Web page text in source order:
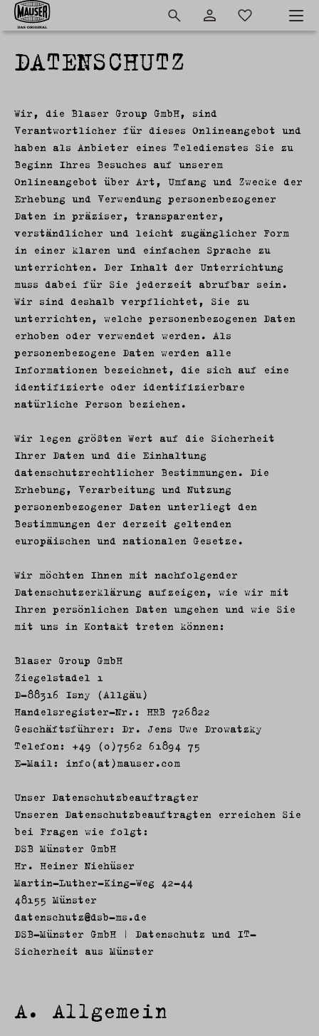
DATENSCHUTZ
Wir, die Blaser Group GmbH, sind
Verantwortlicher für dieses Onlineangebot und
haben als Anbieter eines Teledienstes Sie zu
Beginn Ihres Besuches auf unserem
Onlineangebot über Art, Umfang und Zwecke der
Erhebung und Verwendung personenbezogener
Daten in präziser, transparenter,
verständlicher und leicht zugänglicher Form
in einer klaren und einfachen Sprache zu
unterrichten. Der Inhalt der Unterrichtung
muss dabei für Sie jederzeit abrufbar sein.
Wir sind deshalb verpflichtet, Sie zu
unterrichten, welche personenbezogenen Daten
erhoben oder verwendet werden. Als
personenbezogene Daten werden alle
Informationen bezeichnet, die sich auf eine
identifizierte oder identifizierbare
natürliche Person beziehen.
Wir legen größten Wert auf die Sicherheit
Ihrer Daten und die Einhaltung
datenschutzrechtlicher Bestimmungen. Die
Erhebung, Verarbeitung und Nutzung
personenbezogener Daten unterliegt den
Bestimmungen der derzeit geltenden
europäischen und nationalen Gesetze.
Wir möchten Ihnen mit nachfolgender
Datenschutzerklärung aufzeigen, wie wir mit
Ihren persönlichen Daten umgehen und wie Sie
mit uns in Kontakt treten können:
Blaser Group GmbH
Ziegelstadel 1
D-88316 Isny (Allgäu)
Handelsregister-Nr.: HRB 726822
Geschäftsführer: Dr. Jens Uwe Drowatzky
Telefon: +49 (0)7562 61894 75
E-Mail: info(at)mauser.com
Unser Datenschutzbeauftragter
Unseren Datenschutzbeauftragten erreichen Sie
bei Fragen wie folgt:
DSB Münster GmbH
Hr. Heiner Niehüser
Martin-Luther-King-Weg 42-44
48155 Münster
datenschutz@dsb-ms.de
DSB-Münster GmbH | Datenschutz und IT-
Sicherheit aus Münster
A. Allgemein